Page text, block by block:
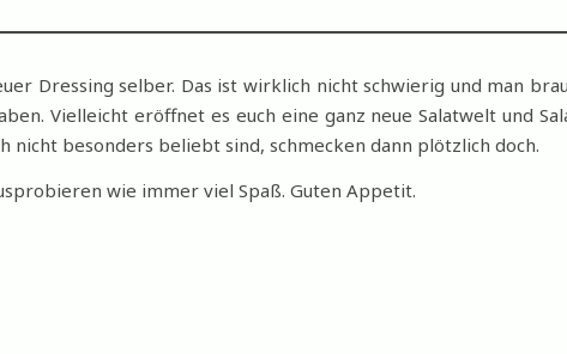
Dressing selber. Das ist wirklich nicht schwierig und man
Vielleicht eröffnet es euch eine ganz neue Salatwelt und
nicht besonders beliebt sind, schmecken dann plötzlich doch.
wie immer viel Spaß. Guten Appetit.